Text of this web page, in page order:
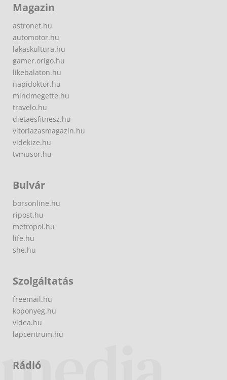
Magazin
astronet.hu
automotor.hu
lakaskultura.hu
gamer.origo.hu
likebalaton.hu
napidoktor.hu
mindmegette.hu
travelo.hu
dietaesfitnesz.hu
vitorlazasmagazin.hu
videkize.hu
tvmusor.hu
Bulvár
borsonline.hu
ripost.hu
metropol.hu
life.hu
she.hu
Szolgáltatás
freemail.hu
koponyeg.hu
videa.hu
lapcentrum.hu
Rádió